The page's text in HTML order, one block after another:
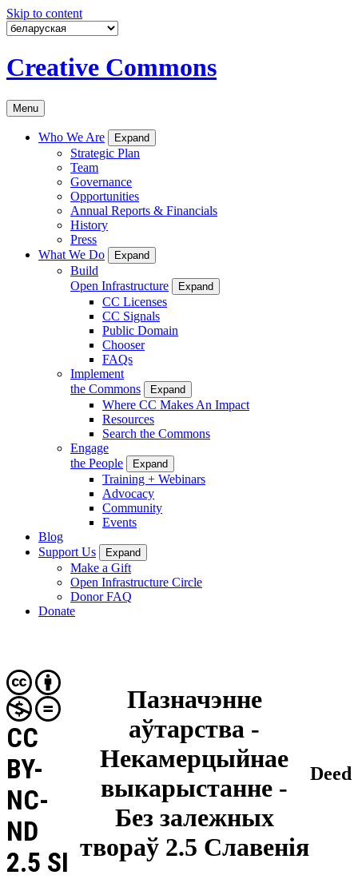
Skip to content
Creative Commons
Menu
Who We Are Expand
Strategic Plan
Team
Governance
Opportunities
Annual Reports & Financials
History
Press
What We Do
Expand
Build
Open Infrastructure
Expand
CC Licenses
CC Signals
Public Domain
Chooser
FAQs
Implement
the Commons
Expand
Where CC Makes An Impact
Resources
Search the Commons
Engage
the People
Expand
Training + Webinars
Advocacy
Community
Events
Blog
Support Us
Expand
Make a Gift
Open Infrastructure Circle
Donor FAQ
Donate
Пазначэнне
аўтарства -
Некамерцыйнае
выкарыстанне -
Без залежных
твораў 2.5 Славенія
CC
BY-
NC-
ND
2.5 SI
Deed